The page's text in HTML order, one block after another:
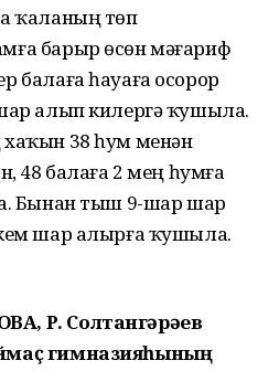
ҡаланың төп
барыр өсөн мәғариф
балаға һауаға осорор
алып килергә ҡушыла.
38 һум менән
48 балаға 2 мең һумға
Бынан тыш 9-шар шар
шар алырға ҡушыла.
Р. Солтангәрәев
гимназияһының